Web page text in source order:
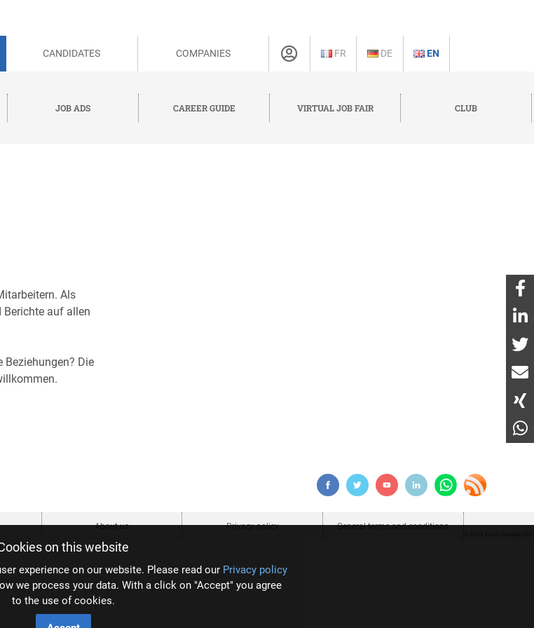
CANDIDATES COMPANIES FR DE EN
JOB ADS CAREER GUIDE VIRTUAL JOB FAIR CLUB
Als
Berichte auf allen
Die
on this website
experience on our website. Please read our Privacy policy
we process your data. With a click on "Accept" you agree
to the use of cookies.
About us Privacy policy General terms and conditions